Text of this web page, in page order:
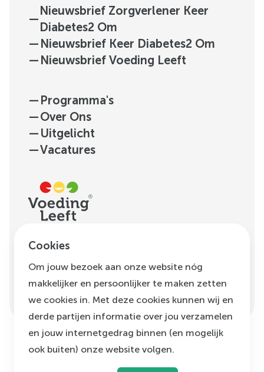
—
Nieuwsbrief Zorgverlener Keer
Diabetes2 Om
— Nieuwsbrief Keer Diabetes2 Om
— Nieuwsbrief Voeding Leeft
— Programma's
—Over Ons
— Uitgelicht
—Vacatures
H.J.E. Wenckebachweg
1096 AM Amsterdam
info@voedingleeft.nl
Voeding Leeft,2026
Cookie beleidKlachtenregeling
Cookies
Om jouw bezoek aan onze website nóg
makkelijker en persoonlijker te maken zetten
we cookies in. Met deze cookies kunnen wij en
derde partijen informatie over jou verzamelen
en jouw internetgedrag binnen (en mogelijk
ook buiten) onze website volgen.